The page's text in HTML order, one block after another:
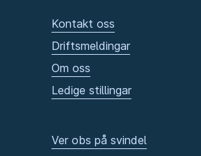
Kontakt oss
Driftsmeldingar
Om oss
Ledige stillingar
Ver obs på svindel